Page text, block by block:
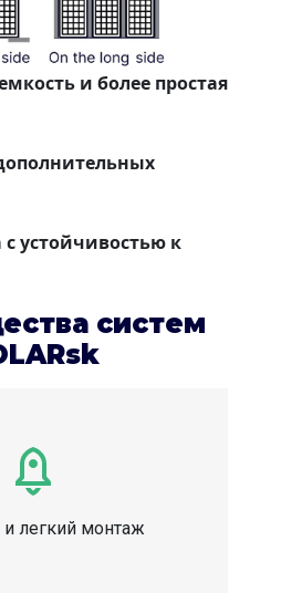
и более простая
устойчивостью к
систем
легкий монтаж